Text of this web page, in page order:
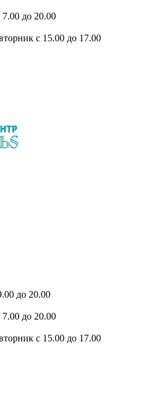
до 20.00
с 15.00 до 17.00
до 20.00
до 20.00
с 15.00 до 17.00